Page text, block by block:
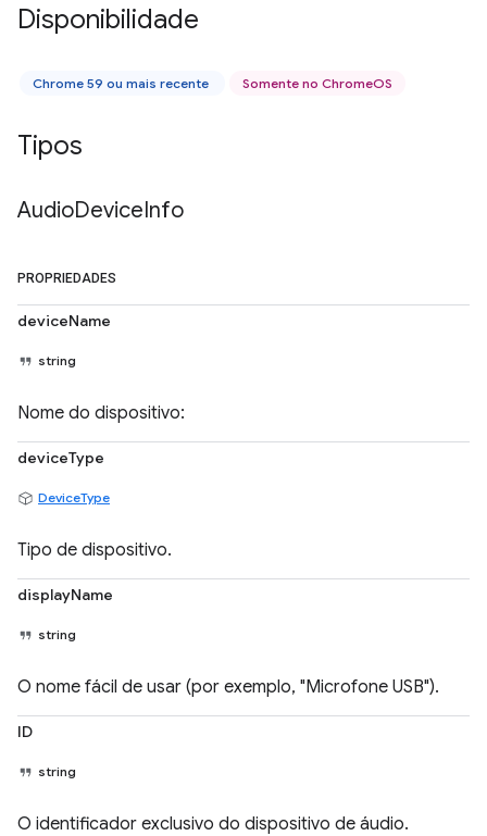
Disponibilidade
Chrome 59 ou mais recente Somente no ChromeOS
Tipos
AudioDeviceInfo
PROPRIEDADES
deviceName
string
Nome do dispositivo:
deviceType
DeviceType
Tipo de dispositivo.
displayName
string
O nome fácil de usar (por exemplo, "Microfone USB").
ID
string
O identificador exclusivo do dispositivo de áudio.